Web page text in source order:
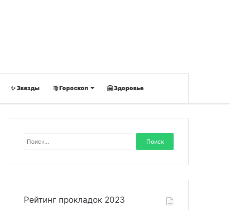
✨ Звезды ♍ Гороскоп 🤗 Здоровье
а
и
Рейтинг прокладок 2023